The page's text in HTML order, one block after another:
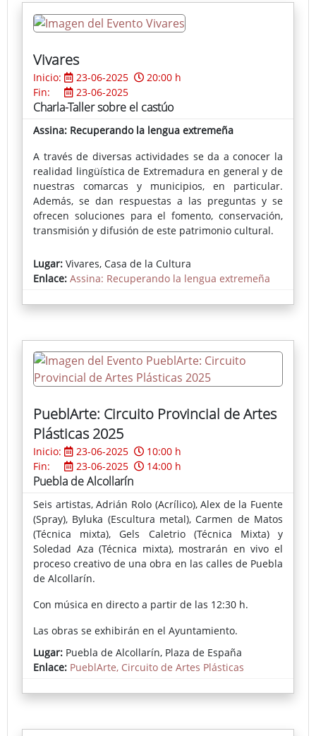
Vivares
Inicio: 23-06-2025
20:00 h
Fin:
23-06-2025
Charla-Taller sobre el castúo
Assina: Recuperando la lengua extremeña
A través de diversas actividades se da a conocer la
realidad lingüística de Extremadura en general y de
nuestras comarcas y municipios, en particular.
Además, se dan respuestas a las preguntas y se
ofrecen soluciones para el fomento, conservación,
transmisión y difusión de este patrimonio cultural.
Lugar: Vivares, Casa de la Cultura
Enlace: Assina: Recuperando la lengua extremeña
PueblArte: Circuito Provincial de Artes
Plásticas 2025
Inicio: 23-06-2025
10:00 h
Fin:
23-06-2025 14:00 h
Puebla de Alcollarín
Seis artistas, Adrián Rolo (Acrílico), Alex de la Fuente
(Spray), Byluka (Escultura metal), Carmen de Matos
(Técnica mixta), Gels Caletrio (Técnica Mixta) y
Soledad Aza (Técnica mixta), mostrarán en vivo el
proceso creativo de una obra en las calles de Puebla
de Alcollarín.
Con música en directo a partir de las 12:30 h.
Las obras se exhibirán en el Ayuntamiento.
Lugar: Puebla de Alcollarín, Plaza de España
Enlace: PueblArte, Circuito de Artes Plásticas